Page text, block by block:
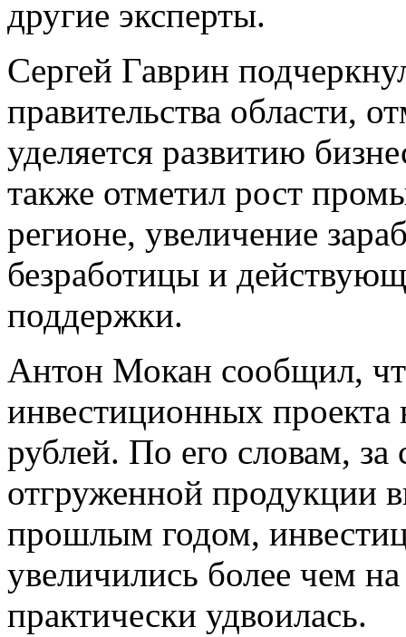
другие эксперты.
Сергей Гаврин
правительства области,
уделяется развитию
также отметил рост
регионе, увеличение
безработицы и
поддержки.
Антон Мокан сообщил,
инвестиционных
рублей. По его словам,
отгруженной продукции
прошлым годом,
увеличились более чем
практически удвоилась.